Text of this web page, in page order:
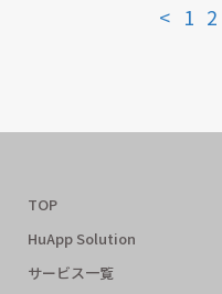
< 1 2
TOP
HuApp Solution
サービス一覧